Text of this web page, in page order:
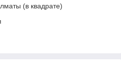
(в квадрате)